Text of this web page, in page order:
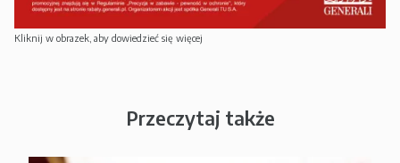
Kliknij w obrazek, aby dowiedzieć się więcej
Przeczytaj także